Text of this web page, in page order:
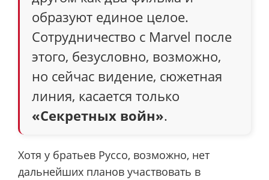
образуют единое целое.
Сотрудничество с Marvel после
этого, безусловно, возможно,
но сейчас видение, сюжетная
линия, касается только
«Секретных войн».
Хотя у братьев Руссо, возможно, нет
дальнейших планов участвовать в